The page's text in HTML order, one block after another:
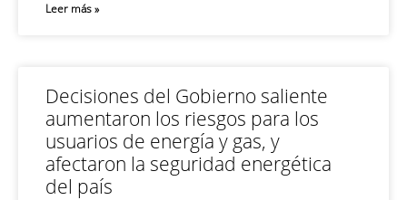
Leer más »
Decisiones del Gobierno saliente
aumentaron los riesgos para los
usuarios de energía y gas, y
afectaron la seguridad energética
del país